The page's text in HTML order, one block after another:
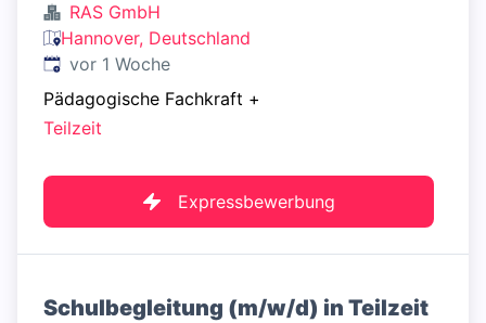
RAS GmbH
Hannover, Deutschland
Veröffentlicht:
vor 1 Woche
Pädagogische Fachkraft +
Teilzeit
Expressbewerbung
Schulbegleitung (m/w/d) in Teilzeit